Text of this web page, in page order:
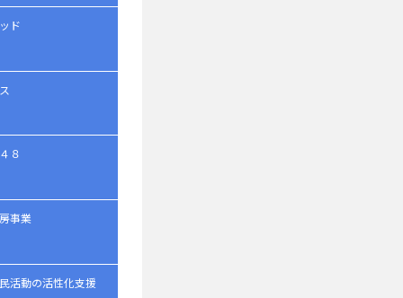
ド
８
事業
活動の活性化支援